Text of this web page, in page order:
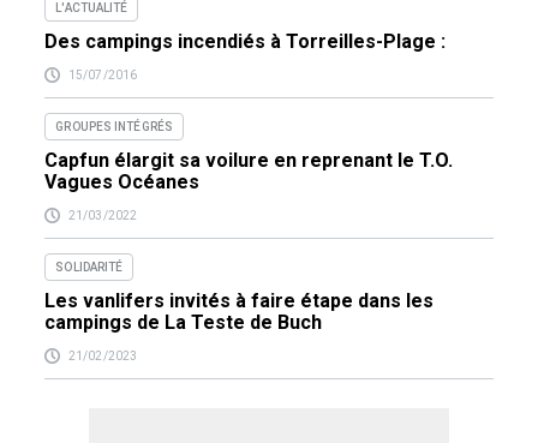
L'ACTUALITÉ
Des campings incendiés à Torreilles-Plage :
15/07/2016
GROUPES INTÉGRÉS
Capfun élargit sa voilure en reprenant le T.O.
Vagues Océanes
21/03/2022
SOLIDARITÉ
Les vanlifers invités à faire étape dans les
campings de La Teste de Buch
21/02/2023